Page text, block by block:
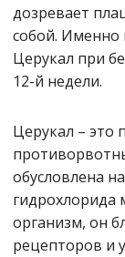
дозревает
собой. Именно
Церукал при
12-й недели.
Церукал – это
обусловлена
гидрохлорида
организм, он
рецепторов и